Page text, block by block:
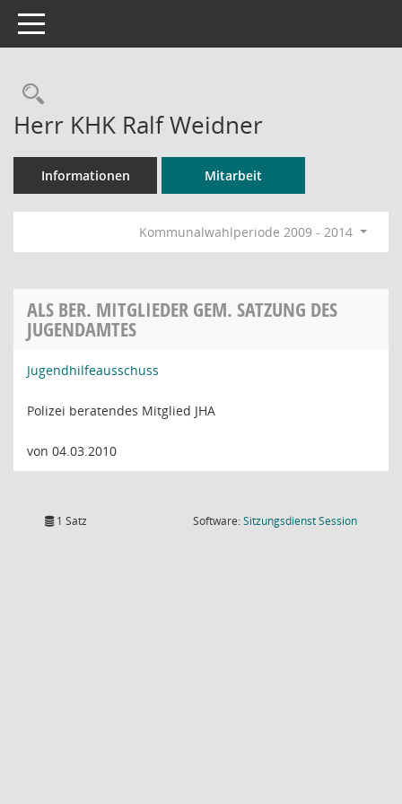
Toggle navigation
Rechercheauswahl
Herr KHK Ralf Weidner
Informationen Mitarbeit
Kommunalwahlperiode 2009 - 2014
ALS BER. MITGLIEDER GEM. SATZUNG DES
JUGENDAMTES
Jugendhilfeausschuss
Polizei beratendes Mitglied JHA
von 04.03.2010
1 Satz Software:SitzungsdienstSession(Wird in